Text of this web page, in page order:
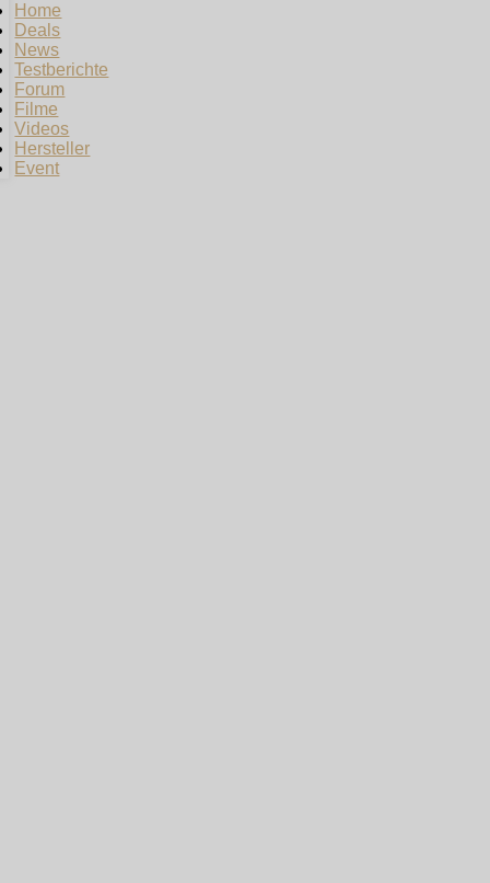
Home
Deals
News
Testberichte
Forum
Filme
Videos
Hersteller
Event